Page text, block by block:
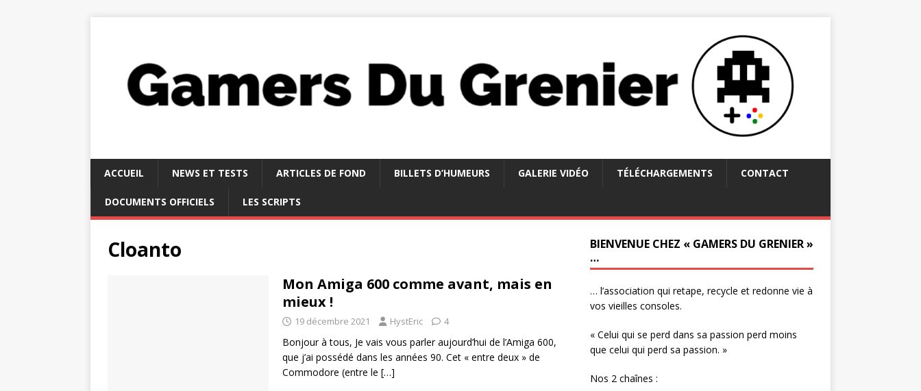
ACCUEIL NEWS ET TESTS ARTICLES DE FOND BILLETS D’HUMEURS GALERIE VIDÉO TÉLÉCHARGEMENTS CONTACT
DOCUMENTS OFFICIELS LES SCRIPTS
Cloanto
Mon Amiga 600 comme avant, mais en
mieux !
19 décembre 2021 HystEric 4
Bonjour à tous, Je vais vous parler aujourd’hui de l’Amiga 600,
que j’ai possédé dans les années 90. Cet « entre deux » de
Commodore (entre le […]
BIENVENUE CHEZ « GAMERS DU GRENIER »
…
… l’association qui retape, recycle et redonne vie à
vos vieilles consoles.
« Celui qui se perd dans sa passion perd moins
que celui qui perd sa passion. »
Nos 2 chaînes :